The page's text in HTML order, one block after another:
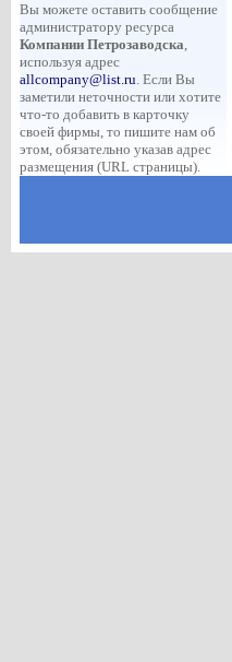
Вы можете оставить сообщение
администратору ресурса
Компании Петрозаводска,
используя адрес
allcompany@list.ru. Если Вы
заметили неточности или хотите
что-то добавить в карточку
своей фирмы, то пишите нам об
этом, обязательно указав адрес
размещения (URL страницы).